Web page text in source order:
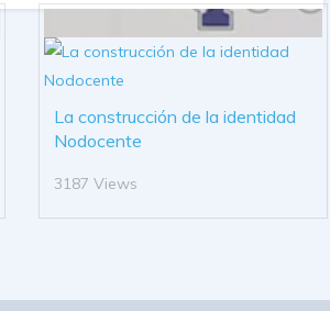
La construcción de la identidad
Nodocente
3187 Views